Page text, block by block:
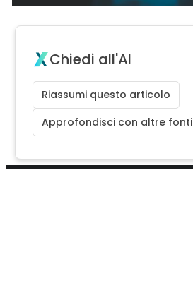
Chiedi all'AI
Riassumi questo articolo
Approfondisci con altre fonti